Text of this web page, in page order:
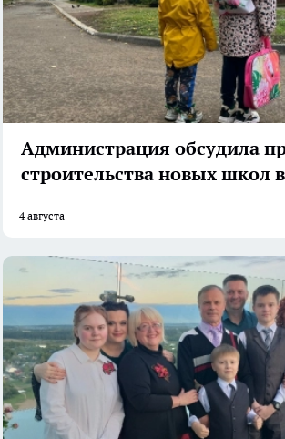
Администрация обсудила
строительства новых школ
4 августа